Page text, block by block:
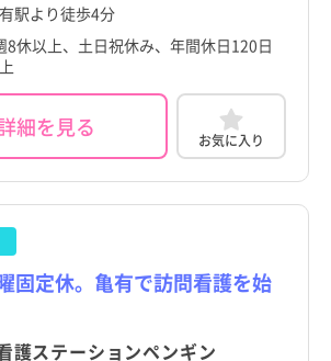
駅より徒歩4分
8休以上、土日祝休み、年間休日120日
細を見る お気に入り
固定休。亀有で訪問看護を始
護ステーションペンギン